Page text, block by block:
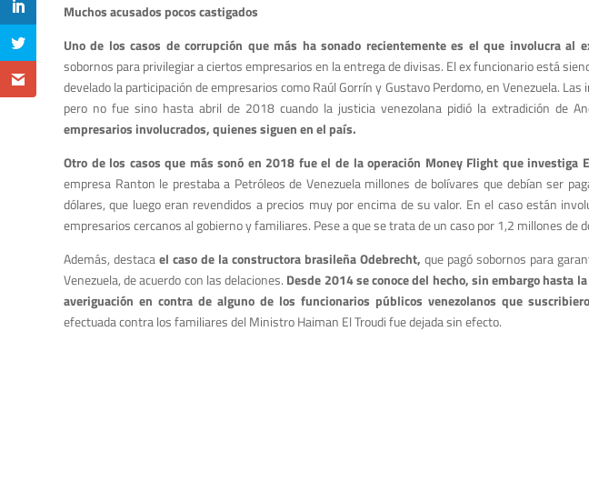
Muchos acusados pocos castigados
Uno de los casos de corrupción que más ha sonado recientemente es el que involucra al
sobornos para privilegiar a ciertos empresarios en la entrega de divisas. El ex funcionario está
develado la participación de empresarios como Raúl Gorrín y Gustavo Perdomo, en Venezuela.
pero no fue sino hasta abril de 2018 cuando la justicia venezolana pidió la extradición de
empresarios involucrados, quienes siguen en el país.
Otro de los casos que más sonó en 2018 fue el de la operación Money Flight que investiga
empresa Ranton le prestaba a Petróleos de Venezuela millones de bolívares que debían ser
dólares, que luego eran revendidos a precios muy por encima de su valor. En el caso están
empresarios cercanos al gobierno y familiares. Pese a que se trata de un caso por 1,2 millones de
Además, destacael caso de la constructora brasileña Odebrecht, que pagó sobornos para
Venezuela, de acuerdo con las delaciones. Desde 2014 se conoce del hecho, sin embargo hasta
averiguación en contra de alguno de los funcionarios públicos venezolanos que
efectuada contra los familiares del Ministro Haiman El Troudi fue dejada sin efecto.